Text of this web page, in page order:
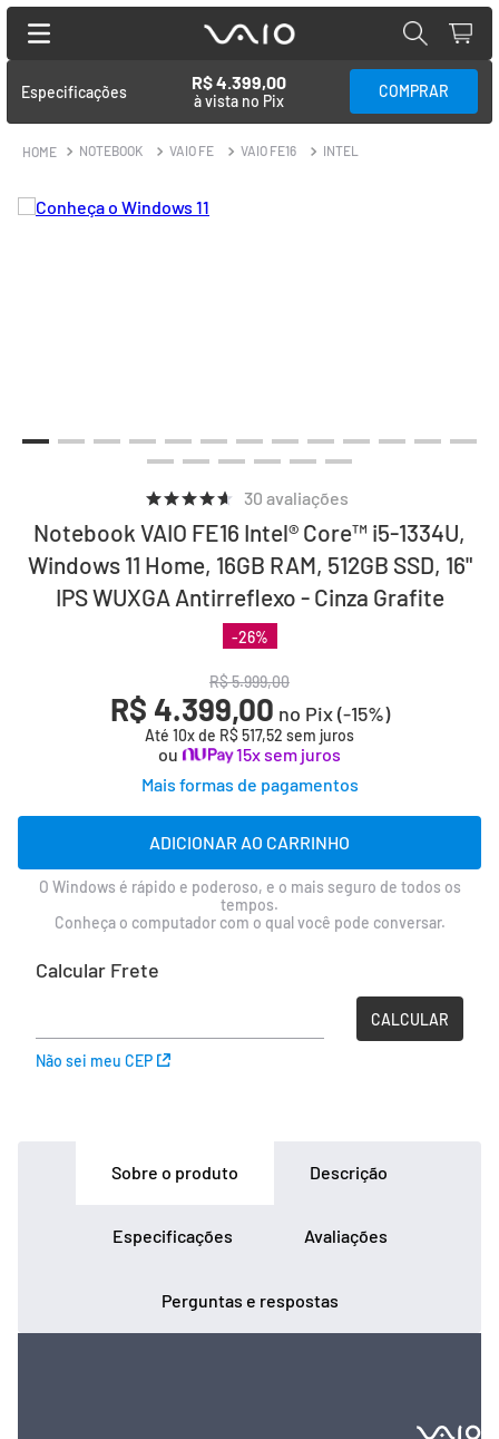
Especificações R$ 4.399,00
à vista no Pix
NOTEBOOK VAIO FE VAIO FE16 INTEL
30 avaliações
Notebook VAIO FE16 Intel® Core™ i5-1334U,
Windows 11 Home, 16GB RAM, 512GB SSD, 16"
IPS WUXGA Antirreflexo - Cinza Grafite
-26%
R$5.999,00
R$ 4.399,00 no Pix (-15%)
Até 10x de R$517,52 sem juros
ou
15x sem juros
Mais formas de pagamentos
ADICIONAR AO CARRINHO
O Windows é rápido e poderoso, e o mais seguro de todos os
tempos.
Conheça o computador com o qual você pode conversar.
Não sei meu CEP
Sobre o produto Descrição
Especificações Avaliações
Perguntas e respostas